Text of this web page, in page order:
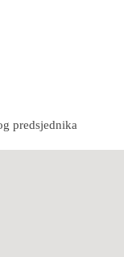
predsjednika